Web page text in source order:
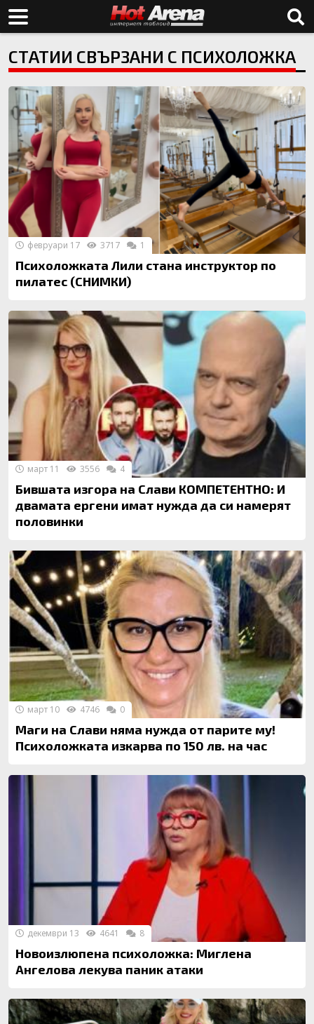
СТАТИИ СВЪРЗАНИ С ПСИХОЛОЖКА
Психоложката Лили стана инструктор по
пилатес (СНИМКИ)
февруари 17 3717 1
Бившата изгора на Слави КОМПЕТЕНТНО: И
двамата ергени имат нужда да си намерят
половинки
март 11 3556 4
Маги на Слави няма нужда от парите му!
Психоложката изкарва по 150 лв. на час
март 10 4746 0
Новоизлюпена психоложка: Миглена
Ангелова лекува паник атаки
декември 13 4641 8